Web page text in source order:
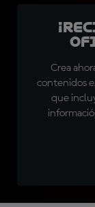
Crea
contenidos
que